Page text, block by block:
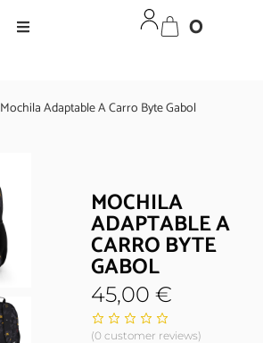
0
Mochila Adaptable A Carro Byte Gabol
MOCHILA
ADAPTABLE A
CARRO BYTE
GABOL
45,00€
(0 customer reviews)